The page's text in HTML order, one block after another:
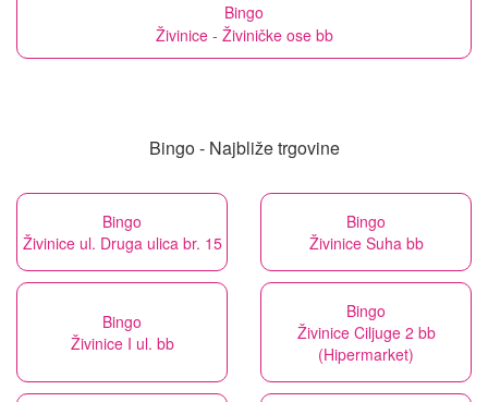
Bingo
Živinice - Živiničke ose bb
Bingo - Najbliže trgovine
Bingo
Živinice ul. Druga ulica br. 15
Bingo
Živinice Suha bb
Bingo
Živinice I ul. bb
Bingo
Živinice Ciljuge 2 bb
(Hipermarket)